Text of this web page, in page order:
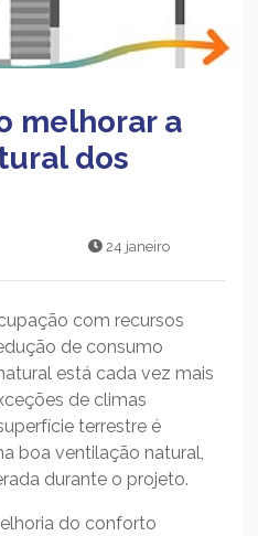
melhorar a
dos
24 janeiro
com recursos
de consumo
está cada vez mais
de climas
terrestre é
boa ventilação natural,
durante o projeto.
do conforto